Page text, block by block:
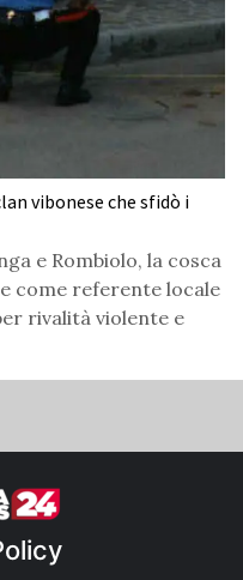
vibonese che sfidò i
e Rombiolo, la cosca
come referente locale
rivalità violente e